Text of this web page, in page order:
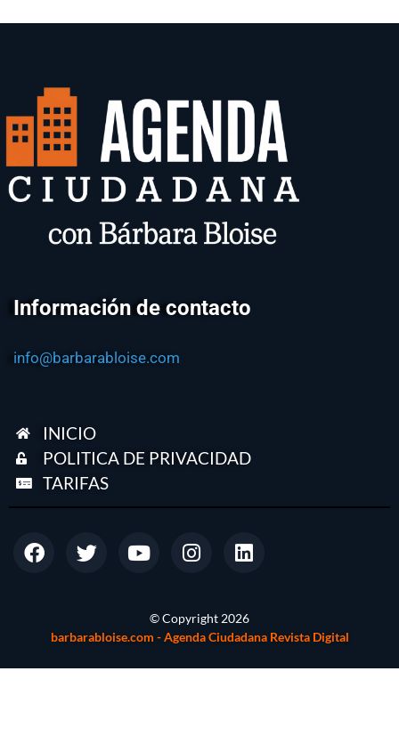
Información de contacto
info@barbarabloise.com
INICIO
POLITICA DE PRIVACIDAD
TARIFAS
© Copyright 2026
barbarabloise.com - Agenda Ciudadana Revista Digital